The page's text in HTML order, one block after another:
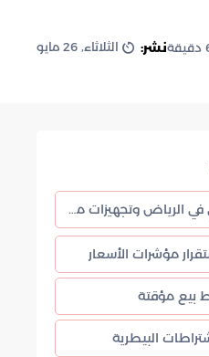
دقيقةنشر: الثلاثاء, 26 مايو
استقرار سوق الأضاحي في الرياض وتجهيزات متكاملة للموسم
مؤشرات الأسعار
بيع مؤقتة
البيطرية